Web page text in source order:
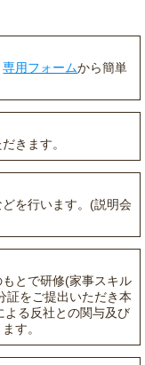
専用フォームから簡単
きます。
を行います。(説明会
とで研修(家事スキル
証をご提出いただき本
よる反社との関与及び
す。